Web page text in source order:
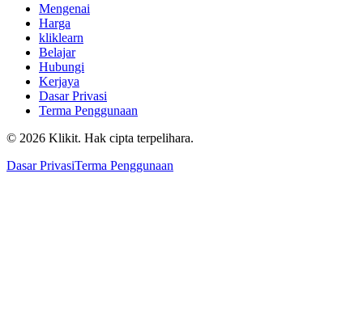
Mengenai
Harga
kliklearn
Belajar
Hubungi
Kerjaya
Dasar Privasi
Terma Penggunaan
© 2026 Klikit. Hak cipta terpelihara.
Dasar PrivasiTerma Penggunaan